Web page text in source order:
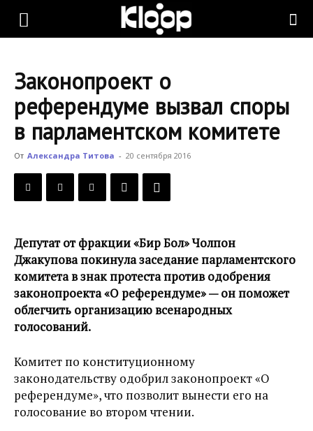
KLOOP.KG
Новости
Кыргызстана
Законопроект о
референдуме вызвал споры
в парламентском комитете
От Александра Титова - 20 сентября 2016
Депутат от фракции «Бир Бол» Чолпон
Джакупова покинула заседание парламентского
комитета в знак протеста против одобрения
законопроекта «О референдуме» — он поможет
облегчить организацию всенародных
голосований.
Комитет по конституционному
законодательству одобрил законопроект «О
референдуме», что позволит вынести его на
голосование во втором чтении.